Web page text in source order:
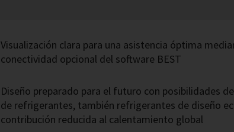
Visualización clara para una asistencia óptima
conectividad opcional del software BEST
Diseño preparado para el futuro con posibilidades
de refrigerantes, también refrigerantes de diseño
contribución reducida al calentamiento global